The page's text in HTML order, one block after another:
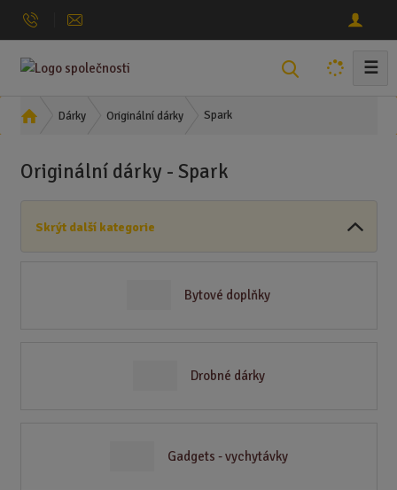
☰
Ú
d
s
Dárky Originální dárky Spark
Originální dárky - Spark
Skrýt další kategorie
Bytové doplňky
Drobné dárky
Gadgets - vychytávky